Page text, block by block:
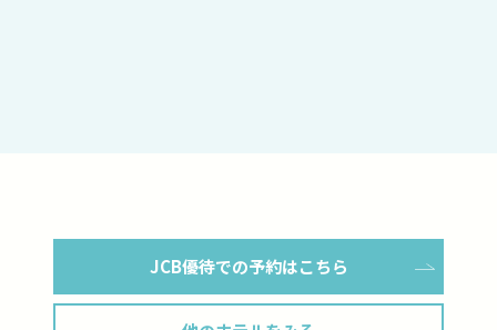
JCB優待での予約はこちら